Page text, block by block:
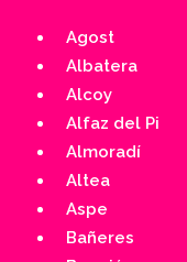
Agost
Albatera
Alcoy
Alfaz del Pi
Almoradí
Altea
Aspe
Bañeres